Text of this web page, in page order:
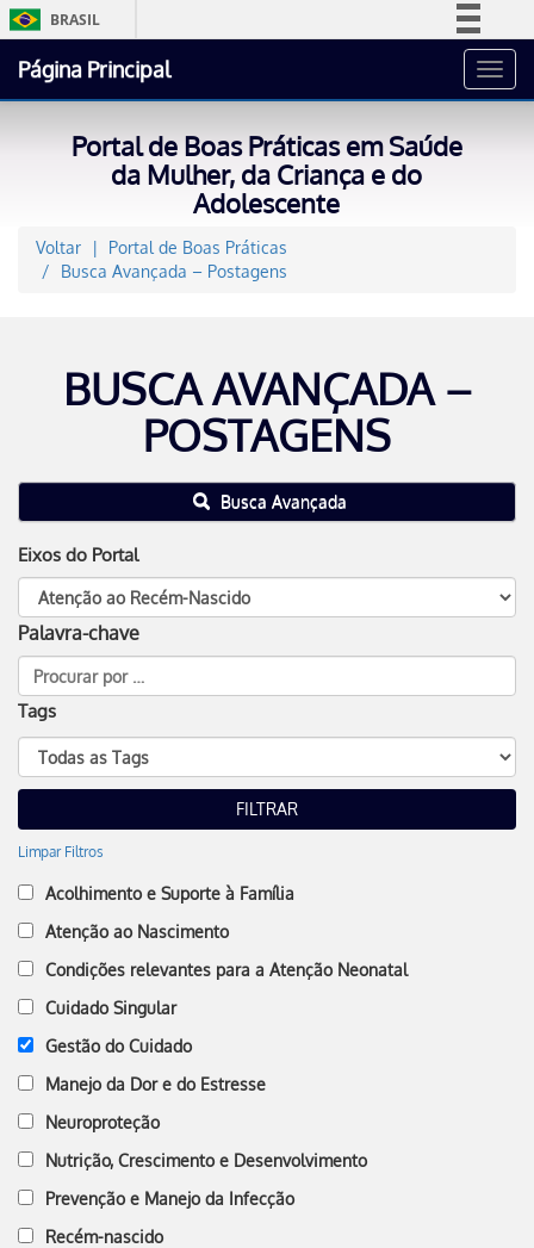
BRASIL
Acesso à informação
Página Principal
Portal de Boas Práticas em Saúde
da Mulher, da Criança e do
Adolescente
Voltar
Portal de Boas Práticas
Busca Avançada – Postagens
BUSCA AVANÇADA –
POSTAGENS
Busca Avançada
Eixos do Portal
Palavra-chave
Tags
Limpar Filtros
Acolhimento e Suporte à Família
Atenção ao Nascimento
Condições relevantes para a Atenção Neonatal
Cuidado Singular
Gestão do Cuidado
Manejo da Dor e do Estresse
Neuroproteção
Nutrição, Crescimento e Desenvolvimento
Prevenção e Manejo da Infecção
Recém-nascido